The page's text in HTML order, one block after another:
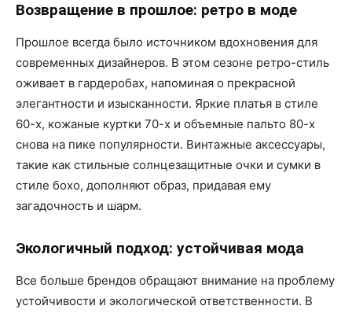
Возвращение в прошлое: ретро в моде
Прошлое всегда было источником вдохновения для
современных дизайнеров. В этом сезоне ретро-стиль
оживает в гардеробах, напоминая о прекрасной
элегантности и изысканности. Яркие платья в стиле
60-х, кожаные куртки 70-х и объемные пальто 80-х
снова на пике популярности. Винтажные аксессуары,
такие как стильные солнцезащитные очки и сумки в
стиле бохо, дополняют образ, придавая ему
загадочность и шарм.
Экологичный подход: устойчивая мода
Все больше брендов обращают внимание на проблему
устойчивости и экологической ответственности. В